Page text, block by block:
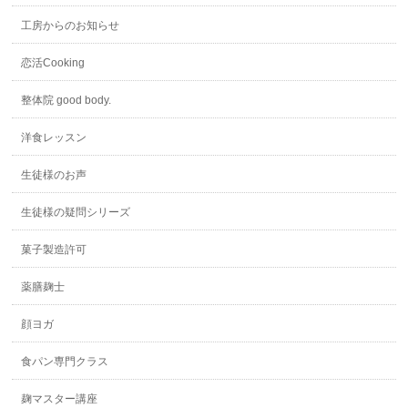
工房からのお知らせ
恋活Cooking
整体院 good body.
洋食レッスン
生徒様のお声
生徒様の疑問シリーズ
菓子製造許可
薬膳麹士
顔ヨガ
食パン専門クラス
麹マスター講座